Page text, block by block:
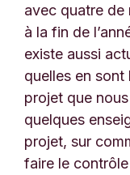
avec quatre de
à la fin de
existe aussi
quelles en sont
projet que
quelques
projet, sur
faire le